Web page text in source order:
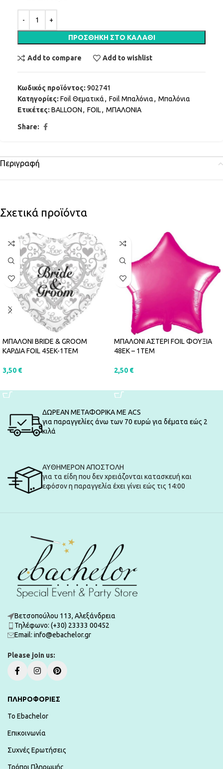
ΠΡΟΣΘΉΚΗ ΣΤΟ ΚΑΛΆΘΙ
Add to compare Add to wishlist
Κωδικός προϊόντος: 902741
Κατηγορίες: Foil Θεματικά, Foil Μπαλόνια, Μπαλόνια
Ετικέτες: BALLOON, FOIL, ΜΠΑΛΟΝΙΑ
Share:
Περιγραφή
Σχετικά προϊόντα
ΜΠΑΛΟΝΙ BRIDE & GROOM
ΚΑΡΔΙΑ FOIL 45EK-1ΤΕΜ
3,50 €
ΜΠΑΛΟΝΙ ΑΣΤΕΡΙ FOIL ΦΟΥΞΙΑ
48ΕΚ – 1ΤΕΜ
2,50 €
ΔΩΡΕΑΝ ΜΕΤΑΦΟΡΙΚΑ ΜΕ ACS
για παραγγελίες άνω των 70 ευρώ για δέματα εώς 2
κιλά
ΑΥΘΗΜΕΡΟΝ ΑΠΟΣΤΟΛΗ
για τα είδη που δεν χρειάζονται κατασκευή και
εφόσον η παραγγελία έχει γίνει εώς τις 14:00
Βετσοπούλου 113, Αλεξάνδρεια
Τηλέφωνο: (+30) 23333 00452
Εmail: info@ebachelor.gr
Please join us:
ΠΛΗΡΟΦΟΡΙΕΣ
To Ebachelor
Επικοινωνία
Συχνές Ερωτήσεις
Τρόποι Πληρωμής